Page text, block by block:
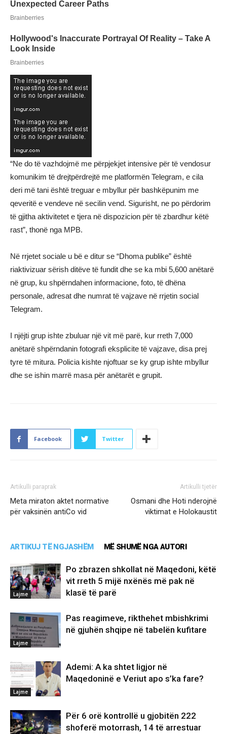
“Ne do të vazhdojmë me përpjekjet intensive për të vendosur
komunikim të drejtpërdrejtë me platformën Telegram, e cila
deri më tani është treguar e mbyllur për bashkëpunim me
qeveritë e vendeve në secilin vend. Sigurisht, ne po përdorim
të gjitha aktivitetet e tjera në dispozicion për të zbardhur këtë
rast”, thonë nga MPB.
Në rrjetet sociale u bë e ditur se “Dhoma publike” është
riaktivizuar sërish ditëve të fundit dhe se ka mbi 5,600 anëtarë
në grup, ku shpërndahen informacione, foto, të dhëna
personale, adresat dhe numrat të vajzave në rrjetin social
Telegram.
I njëjti grup ishte zbuluar një vit më parë, kur rreth 7,000
anëtarë shpërndanin fotografi eksplicite të vajzave, disa prej
tyre të mitura. Policia kishte njoftuar se ky grup ishte mbyllur
dhe se ishin marrë masa për anëtarët e grupit.
Facebook Twitter
Artikulli paraprak
Meta miraton aktet normative
për vaksinën antiCo vid
Artikulli tjetër
Osmani dhe Hoti nderojnë
viktimat e Holokaustit
ARTIKUJ TË NGJASHËM MË SHUMË NGA AUTORI
Lajme
Po zbrazen shkollat në Maqedoni, këtë
vit rreth 5 mijë nxënës më pak në
klasë të parë
Lajme
Pas reagimeve, rikthehet mbishkrimi
në gjuhën shqipe në tabelën kufitare
Lajme
Ademi: A ka shtet ligjor në
Maqedoninë e Veriut apo s’ka fare?
Për 6 orë kontrollë u gjobitën 222
shoferë motorrash, 14 të arrestuar